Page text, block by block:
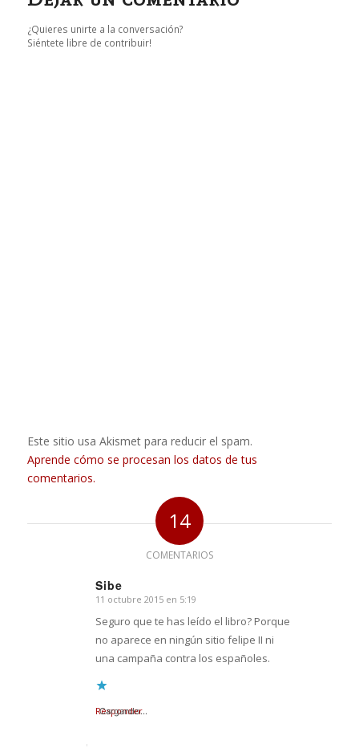
¿Quieres unirte a la conversación?
Siéntete libre de contribuir!
Este sitio usa Akismet para reducir el spam.
Aprende cómo se procesan los datos de tus
comentarios.
14
COMENTARIOS
Sibe
Dice:
11 octubre 2015 en 5:19
Seguro que te has leído el libro? Porque
no aparece en ningún sitio felipe II ni
una campaña contra los españoles.
Cargando...
Responder